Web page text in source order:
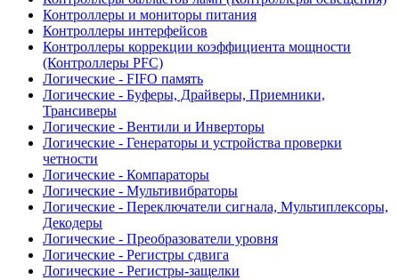
Контроллеры и мониторы питания
Контроллеры интерфейсов
Контроллеры коррекции коэффициента мощности
(Контроллеры PFC)
Логические - FIFO память
Логические - Буферы, Драйверы, Приемники,
Трансиверы
Логические - Вентили и Инверторы
Логические - Генераторы и устройства проверки
четности
Логические - Компараторы
Логические - Мультивибраторы
Логические - Переключатели сигнала, Мультиплексоры,
Декодеры
Логические - Преобразователи уровня
Логические - Регистры сдвига
Логические - Регистры-защелки